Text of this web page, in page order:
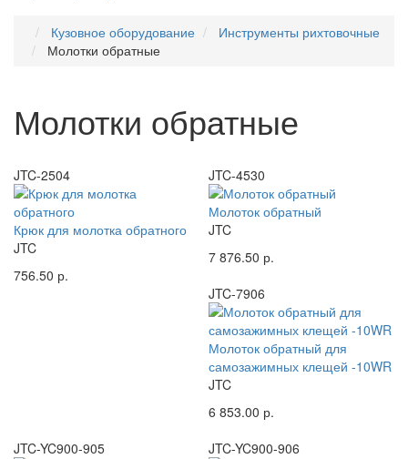
Кузовное оборудование
Инструменты рихтовочные
Молотки обратные
Молотки обратные
JTC-2504
Крюк для молотка обратного
JTC
756.50 р.
JTC-4530
Молоток обратный
JTC
7 876.50 р.
JTC-7906
Молоток обратный для
самозажимных клещей -10WR
JTC
6 853.00 р.
JTC-YC900-905
JTC-YC900-906